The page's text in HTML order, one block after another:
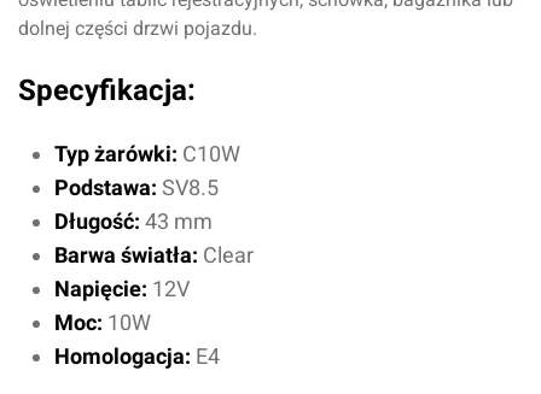
dolnej części drzwi pojazdu.
Specyfikacja:
Typ żarówki: C10W
Podstawa: SV8.5
Długość: 43 mm
Barwa światła: Clear
Napięcie: 12V
Moc: 10W
Homologacja: E4